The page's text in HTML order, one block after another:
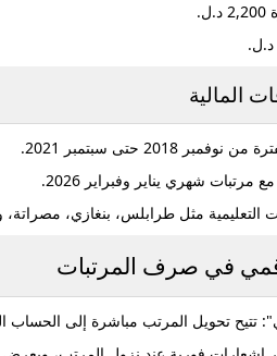
من نوفمبر 2018 حتى سبتمبر 2021
.
مع مرتبات شهري يناير وفبراير 2026
.
التعليمية مثل طرابلس، بنغازي، مصراتة،
في صرف المرتبات
: تتيح تحويل المرتب مباشرة إلى الحساب